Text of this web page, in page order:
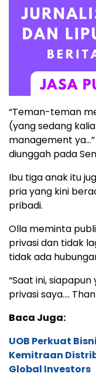
“Teman-teman
(yang sedang
management
diunggah pada
Ibu tiga anak itu
pria yang kini
pribadi.
Olla meminta
privasi dan tidak
tidak ada
“Saat ini,
privasi saya….
Baca Juga:
UOB Perkuat
Kemitraan
Global Investors